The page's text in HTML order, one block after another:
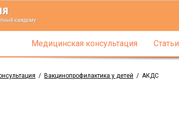
каждому
Медицинская консультация Статьи
/ Вакцинопрофилактика у детей / АКДС